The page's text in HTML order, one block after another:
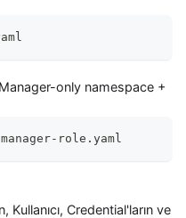
only namespace +
role.yaml
Kullanıcı, Credential'ların ve